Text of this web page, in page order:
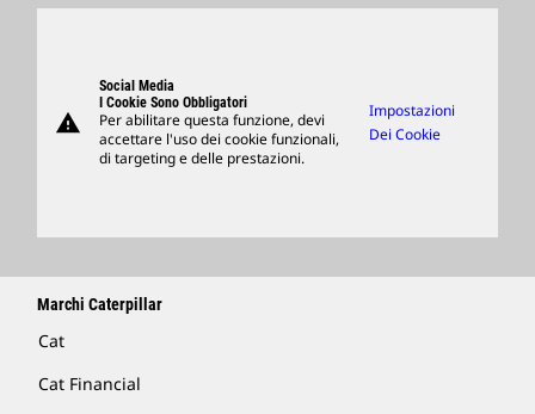
Support
Merchandising
Trova Un Dealer
warning
Social Media
I Cookie Sono Obbligatori
Per abilitare questa funzione, devi
accettare l'uso dei cookie funzionali,
di targeting e delle prestazioni.
Impostazioni
Dei Cookie
Marchi Caterpillar
Cat
Cat Financial